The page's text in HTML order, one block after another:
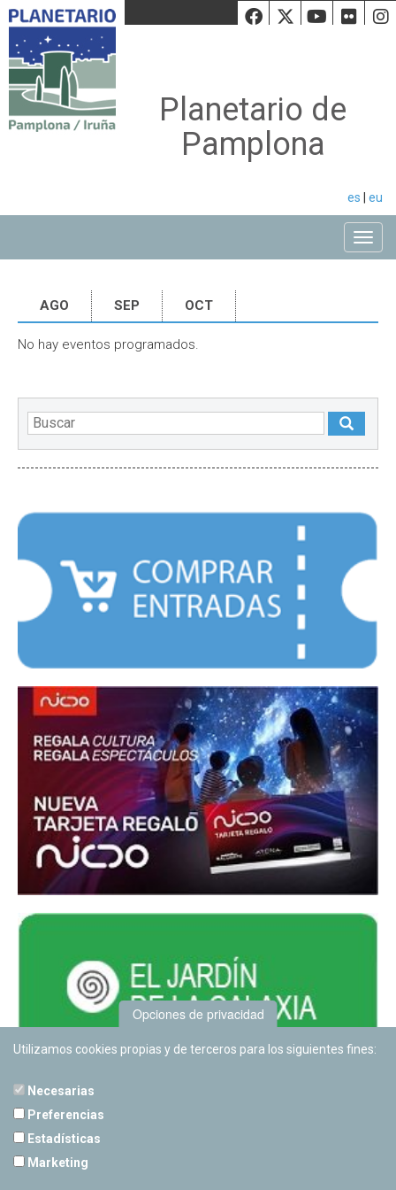
Facebook
Twiiter
Planetario de
Pamplona
es eu
AGO SEP OCT
No hay eventos programados.
Opciones de privacidad
Utilizamos cookies propias y de terceros para los siguientes fines:
Necesarias
Preferencias
Estadísticas
Marketing